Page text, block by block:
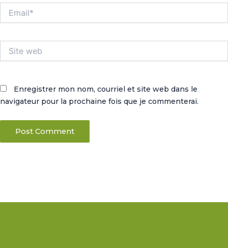
web
Enregistrer mon nom, courriel et site web dans le
navigateur pour la prochaine fois que je commenterai.